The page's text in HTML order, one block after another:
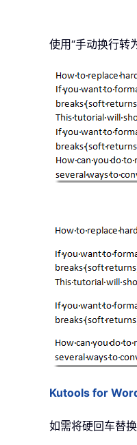
使用“手动换行转
Kutools for
如需将硬回车替